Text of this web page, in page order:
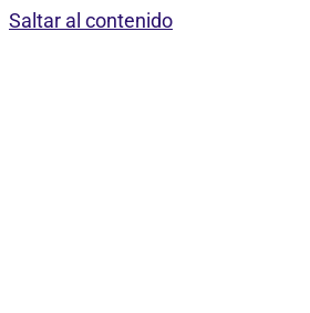
Saltar al contenido